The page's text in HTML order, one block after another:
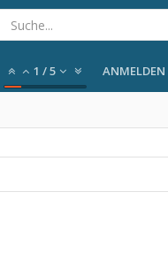
1 /5 ANMELDEN